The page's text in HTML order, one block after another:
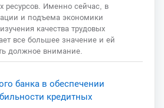
ресурсов. Именно сейчас, в
и подъема экономики
качества трудовых
все большее значение и ей
должное внимание.
банка в обеспечении
кредитных